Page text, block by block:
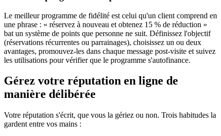
Le meilleur programme de fidélité est celui qu'un client comprend en
une phrase : « réservez à nouveau et obtenez 15 % de réduction »
bat un système de points que personne ne suit. Définissez l'objectif
(réservations récurrentes ou parrainages), choisissez un ou deux
avantages, promouvez-les dans chaque message post-visite et suivez
les utilisations pour vérifier que le programme s'autofinance.
Gérez votre réputation en ligne de
manière délibérée
Votre réputation s'écrit, que vous la gériez ou non. Trois habitudes la
gardent entre vos mains :